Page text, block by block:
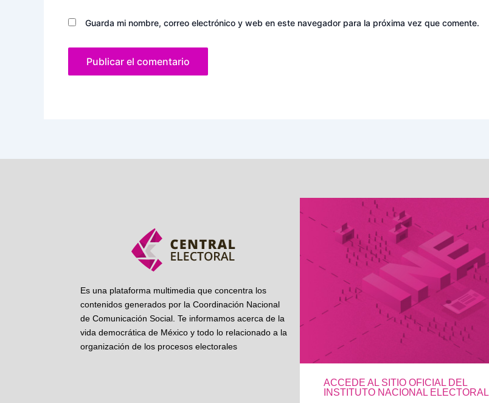
Guarda mi nombre, correo electrónico y web en este navegador para la próxima vez que comente.
Es una plataforma multimedia que concentra los
contenidos generados por la Coordinación Nacional
de Comunicación Social. Te informamos acerca de la
vida democrática de México y todo lo relacionado a la
organización de los procesos electorales
ACCEDE AL SITIO OFICIAL DEL
INSTITUTO NACIONAL ELECTORAL